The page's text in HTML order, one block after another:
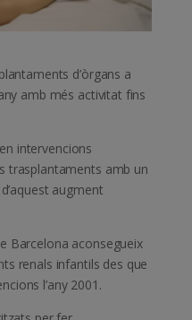
d’òrgans a
amb més activitat fins
intervencions
trasplantaments amb un
augment
Barcelona aconsegueix
renals infantils des que
l’any 2001.